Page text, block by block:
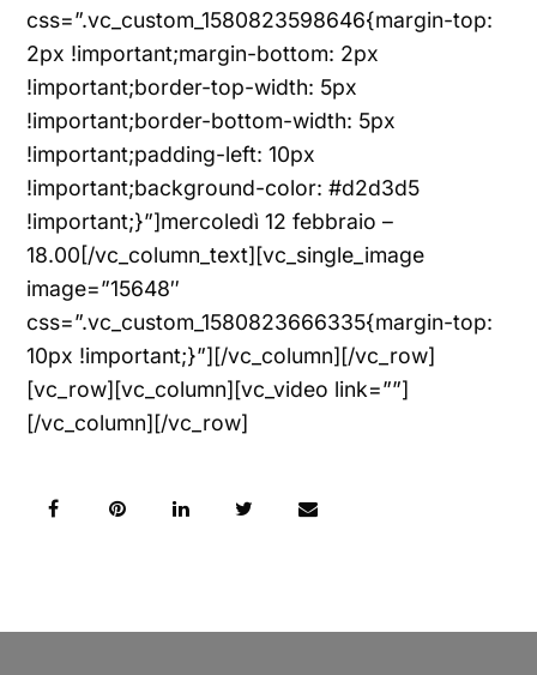
css=”.vc_custom_1580823598646{margin-top:
2px !important;margin-bottom: 2px
!important;border-top-width: 5px
!important;border-bottom-width: 5px
!important;padding-left: 10px
!important;background-color: #d2d3d5
!important;}”]mercoledì 12 febbraio –
18.00[/vc_column_text][vc_single_image
image=”15648″
css=”.vc_custom_1580823666335{margin-top:
10px !important;}”][/vc_column][/vc_row]
[vc_row][vc_column][vc_video link=””]
[/vc_column][/vc_row]